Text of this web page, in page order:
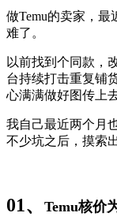
做Temu的卖家，
难了。
以前找到个同款，
台持续打击重复铺
心满满做好图传上
我自己最近两个月
不少坑之后，摸索
01、 Temu核价